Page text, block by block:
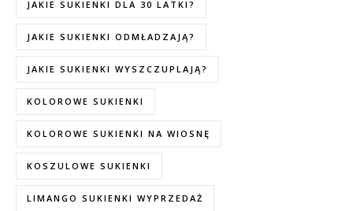
JAKIE SUKIENKI DLA 30 LATKI?
JAKIE SUKIENKI ODMŁADZAJĄ?
JAKIE SUKIENKI WYSZCZUPLAJĄ?
KOLOROWE SUKIENKI
KOLOROWE SUKIENKI NA WIOSNĘ
KOSZULOWE SUKIENKI
LIMANGO SUKIENKI WYPRZEDAŻ